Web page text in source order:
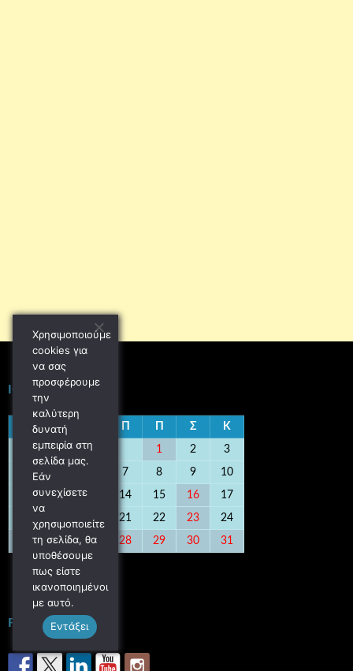
ΙΟΎΛΙΟΣ 2016
Τ Σ Κ
1 2 3
7 8 9 10
12 13 14 15 16 17
20 21 22 23 24
26 27 28 29 30 31
FOLLOW US
Χρησιμοποιούμε
cookies για
να σας
προσφέρουμε
την
καλύτερη
δυνατή
εμπειρία στη
σελίδα μας.
Εάν
συνεχίσετε
να
χρησιμοποιείτε
τη σελίδα, θα
υποθέσουμε
πως είστε
ικανοποιημένοι
με αυτό.
Εντάξει